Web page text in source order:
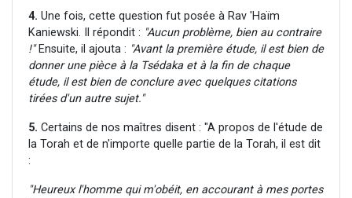
4. Une fois, cette question fut posée à Rav 'Haïm
Kaniewski. Il répondit : "Aucun problème, bien au contraire
!"Ensuite, il ajouta : "Avant la première étude, il est bien de
donner une pièce à la Tsédaka et à la fin de chaque
étude, il est bien de conclure avec quelques citations
tirées d'un autre sujet."
5. Certains de nos maîtres disent : "A propos de l'étude de
la Torah et de n'importe quelle partie de la Torah, il est dit
:
"Heureux l'homme qui m'obéit, en accourant à mes portes